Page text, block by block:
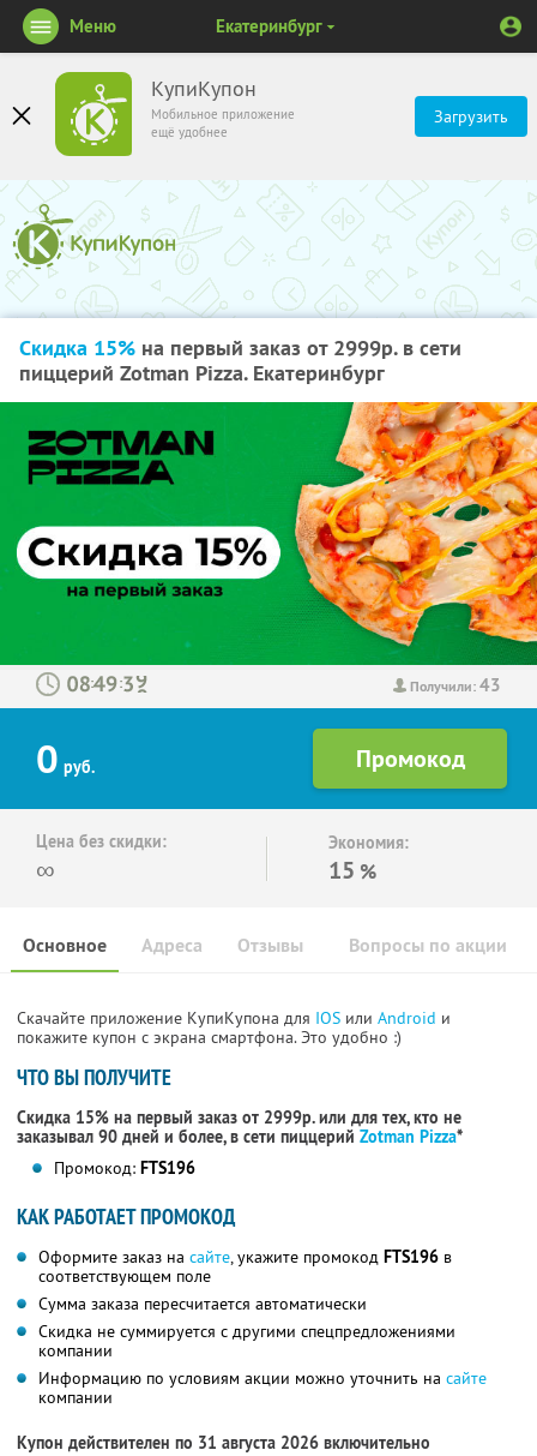
КупиКупон
Мобильное приложение
ещё удобнее
Загрузить
Меню Екатеринбург
Скидка 15% на первый заказ от 2999р. в сети
пиццерий Zotman Pizza. Екатеринбург
Получили:43
: :
0 руб.
Цена без скидки:
∞
Экономия:
15 %
Основное Отзывы Вопросы по акции
Адреса
Скачайте приложение КупиКупона для IOS или Android и
покажите купон с экрана смартфона. Это удобно :)
ЧТО ВЫ ПОЛУЧИТЕ
Скидка 15% на первый заказ от 2999р. или для тех, кто не
заказывал 90 дней и более, в сети пиццерий Zotman Pizza*
Промокод: FTS196
КАК РАБОТАЕТ ПРОМОКОД
Оформите заказ на сайте, укажите промокод FTS196 в
соответствующем поле
Сумма заказа пересчитается автоматически
Скидка не суммируется с другими спецпредложениями
компании
Информацию по условиям акции можно уточнить на сайте
компании
Купон действителен по 31 августа 2026 включительно